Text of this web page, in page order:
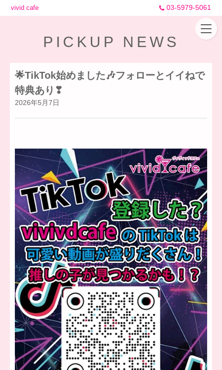
vivid cafe 03-5979-5061
PICKUP NEWS
🌟TikTok始めました🎶フォローとイイねで
特典あり❣
2026年5月7日